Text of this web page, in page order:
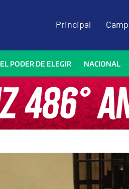
Principal
EL PODER DE ELEGIR NACIONAL